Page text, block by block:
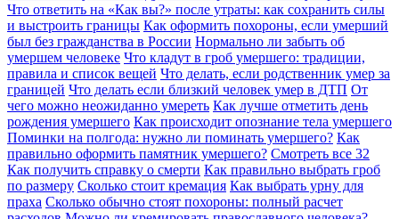
Что ответить на «Как вы?» после утраты: как сохранить силы
и выстроить границы Как оформить похороны, если умерший
был без гражданства в России Нормально ли забыть об
умершем человеке Что кладут в гроб умершего: традиции,
правила и список вещей Что делать, если родственник умер за
границей Что делать если близкий человек умер в ДТП От
чего можно неожиданно умереть Как лучше отметить день
рождения умершего Как происходит опознание тела умершего
Поминки на полгода: нужно ли поминать умершего? Как
правильно оформить памятник умершего? Смотреть все 32
Как получить справку о смерти Как правильно выбрать гроб
по размеру Сколько стоит кремация Как выбрать урну для
праха Сколько обычно стоят похороны: полный расчет